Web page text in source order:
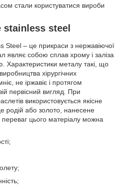
стали користуватися вироби
stainless steel
Steel – це прикраси з нержавіючої
являє собою сплав хрому і заліза
Характеристики металу такі, що
хірургічних
не іржавіє і протягом
первісний вигляд. При
використовується якісне
родій або золото, нанесене
переваг цього матеріалу можна